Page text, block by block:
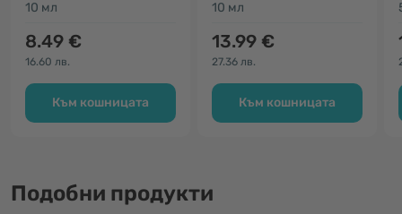
10 мл
8.49 €
16.60 лв.
Към кошницата
10 мл
13.99 €
27.36 лв.
Към кошницата
Подобни продукти